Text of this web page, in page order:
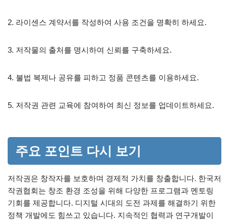
2. 라이센스 계약서를 작성하여 사용 조건을 명확히 하세요.
3. 저작물의 출처를 명시하여 신뢰를 구축하세요.
4. 불법 복제나 공유를 피하고 정품 콘텐츠를 이용하세요.
5. 저작권 관련 교육에 참여하여 최신 정보를 업데이트하세요.
주요 포인트 다시 보기
저작권은 창작자를 보호하며 경제적 가치를 창출합니다. 한국저
작권협회는 창조 환경 조성을 위해 다양한 프로그램과 멘토링
기회를 제공합니다. 디지털 시대의 도전 과제를 해결하기 위한
정책 개발에도 힘쓰고 있습니다. 지속적인 협력과 연구개발이